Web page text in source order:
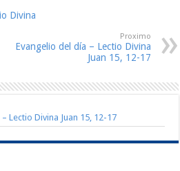
Divina
Proximo
Evangelio del día – Lectio Divina
Juan 15, 12-17
Lectio Divina Juan 15, 12-17